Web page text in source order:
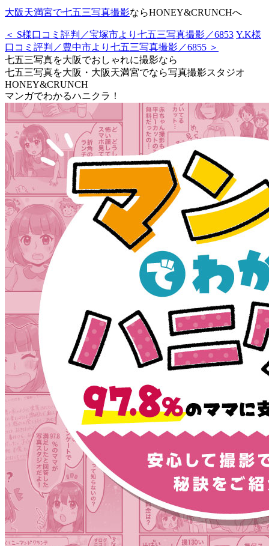
大阪天満宮で七五三写真撮影ならHONEY&CRUNCHへ
＜ S様口コミ評判／宝塚市より七五三写真撮影／6853 Y.K様
口コミ評判／豊中市より七五三写真撮影／6855 ＞
七五三写真を大阪でおしゃれに撮影なら
七五三写真を大阪・大阪天満宮でなら写真撮影スタジオ
HONEY&CRUNCH
マンガでわかるハニクラ！